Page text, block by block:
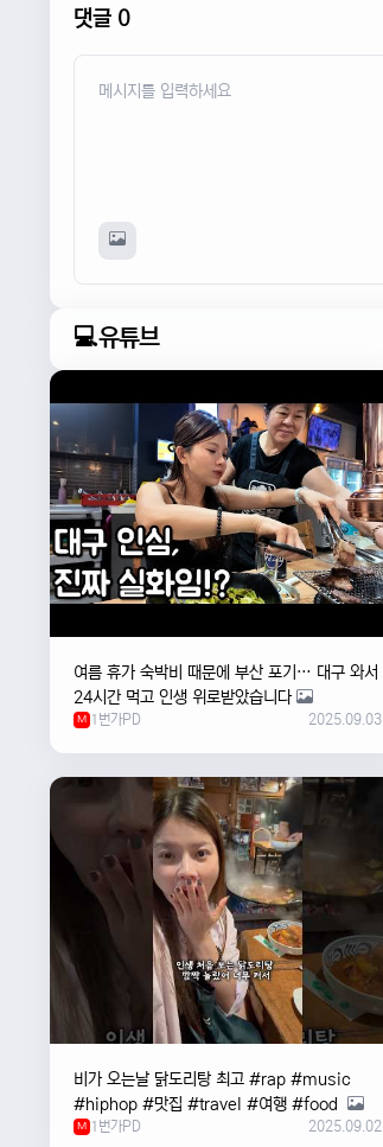
댓글 0
💻유튜브
여름 휴가 숙박비 때문에 부산 포기… 대구 와서
24시간 먹고 인생 위로받았습니다
M 1번가PD 2025.09.03
비가 오는날 ￼닭도리탕 최고 #rap #music
#hiphop #맛집 #travel #여행 #food ￼
M 1번가PD 2025.09.02